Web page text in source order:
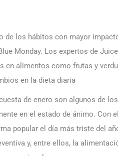
de los hábitos con mayor
Monday. Los expertos de
en alimentos como frutas y
en la dieta diaria
de enero son algunos de
en el estado de ánimo. Con el
popular el día más triste del
y, entre ellos, la